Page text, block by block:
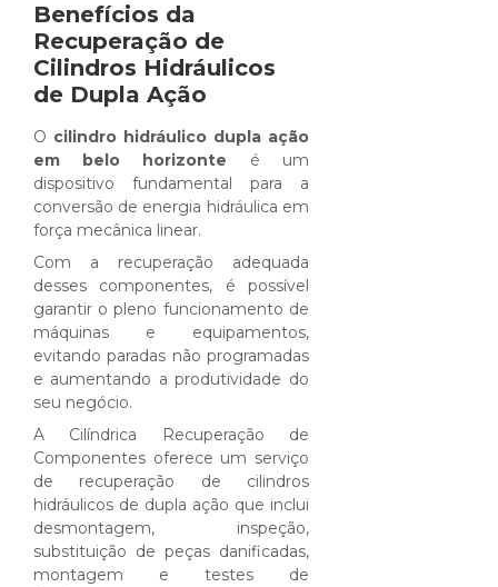
Benefícios da
Recuperação de
Cilindros Hidráulicos
de Dupla Ação
O cilindro hidráulico dupla ação
em belo horizonte é um
dispositivo fundamental para a
conversão de energia hidráulica em
força mecânica linear.
Com a recuperação adequada
desses componentes, é possível
garantir o pleno funcionamento de
máquinas e equipamentos,
evitando paradas não programadas
e aumentando a produtividade do
seu negócio.
A Cilíndrica Recuperação de
Componentes oferece um serviço
de recuperação de cilindros
hidráulicos de dupla ação que inclui
desmontagem, inspeção,
substituição de peças danificadas,
montagem e testes de